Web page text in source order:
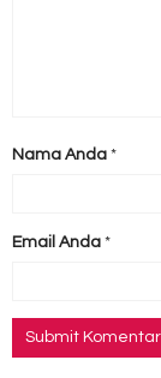
Nama Anda *
Email Anda *